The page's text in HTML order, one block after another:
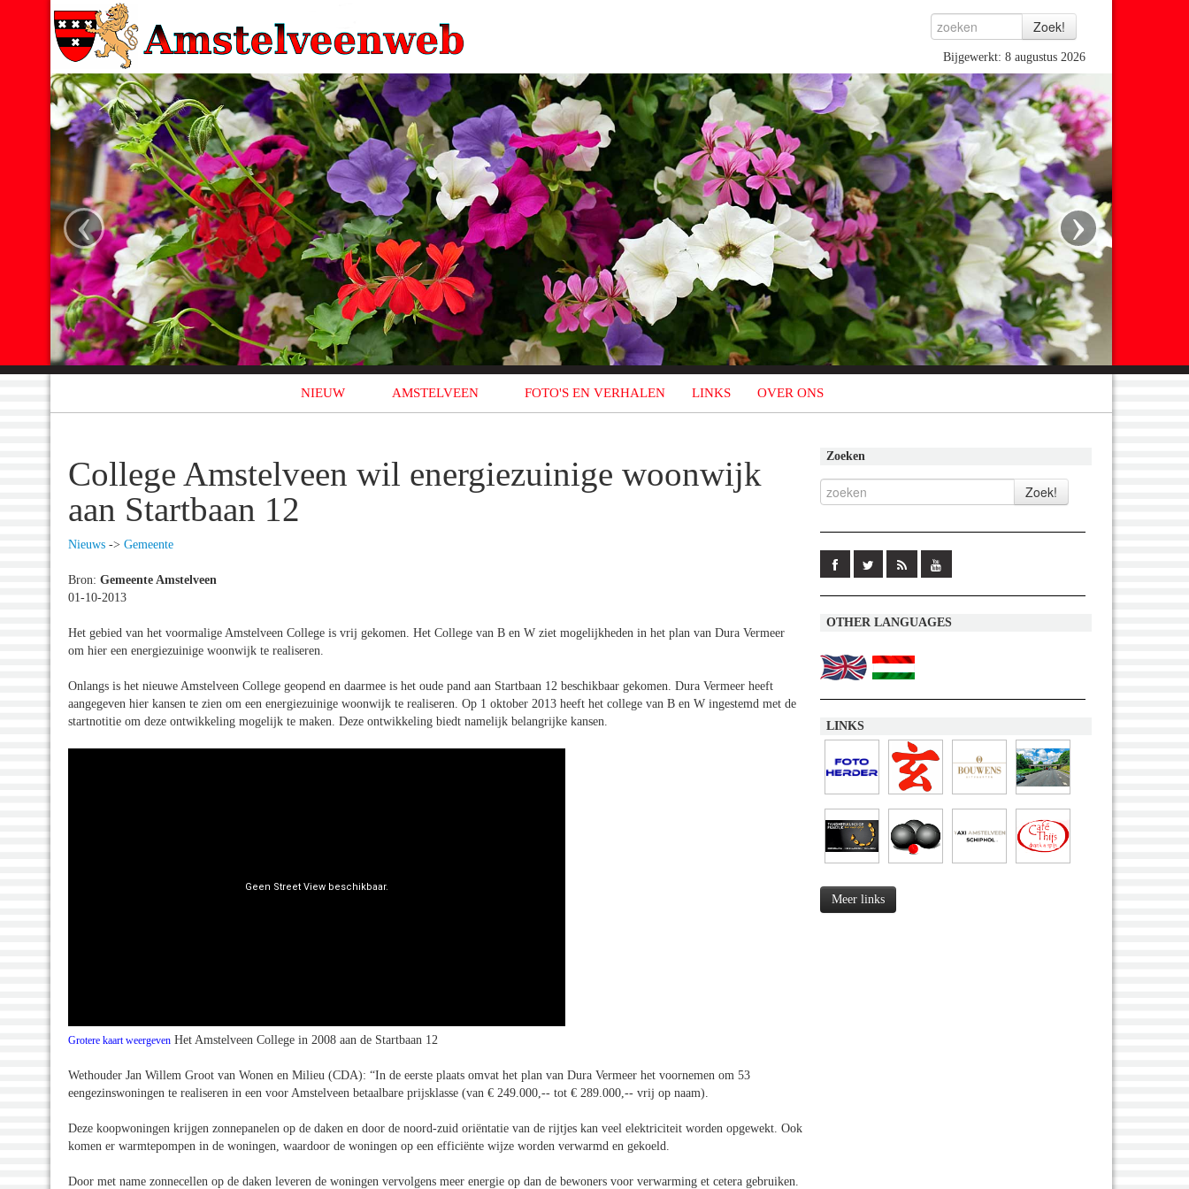
Bijgewerkt: 8 augustus 2026
‹ ›
NIEUW AMSTELVEEN FOTO'S EN VERHALEN LINKS OVER ONS
College Amstelveen wil energiezuinige woonwijk
aan Startbaan 12
Nieuws -> Gemeente
Bron: Gemeente Amstelveen
01-10-2013
Het gebied van het voormalige Amstelveen College is vrij gekomen. Het College van B en W ziet mogelijkheden in het plan van Dura Vermeer
om hier een energiezuinige woonwijk te realiseren.
Onlangs is het nieuwe Amstelveen College geopend en daarmee is het oude pand aan Startbaan 12 beschikbaar gekomen. Dura Vermeer heeft
aangegeven hier kansen te zien om een energiezuinige woonwijk te realiseren. Op 1 oktober 2013 heeft het college van B en W ingestemd met de
startnotitie om deze ontwikkeling mogelijk te maken. Deze ontwikkeling biedt namelijk belangrijke kansen.
Grotere kaart weergeven Het Amstelveen College in 2008 aan de Startbaan 12
Wethouder Jan Willem Groot van Wonen en Milieu (CDA): “In de eerste plaats omvat het plan van Dura Vermeer het voornemen om 53
eengezinswoningen te realiseren in een voor Amstelveen betaalbare prijsklasse (van € 249.000,-- tot € 289.000,-- vrij op naam).
Deze koopwoningen krijgen zonnepanelen op de daken en door de noord-zuid oriëntatie van de rijtjes kan veel elektriciteit worden opgewekt. Ook
komen er warmtepompen in de woningen, waardoor de woningen op een efficiënte wijze worden verwarmd en gekoeld.
Door met name zonnecellen op de daken leveren de woningen vervolgens meer energie op dan de bewoners voor verwarming et cetera gebruiken.
Zoeken
OTHER LANGUAGES
LINKS
Meer links